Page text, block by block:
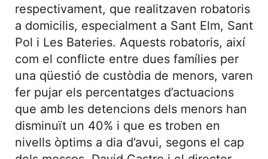
respectivament, que realitzaven robatoris
a domicilis, especialment a Sant Elm, Sant
Pol i Les Bateries. Aquests robatoris, així
com el conflicte entre dues famílies per
una qüestió de custòdia de menors, varen
fer pujar els percentatges d’actuacions
que amb les detencions dels menors han
disminuït un 40% i que es troben en
nivells òptims a dia d’avui, segons el cap